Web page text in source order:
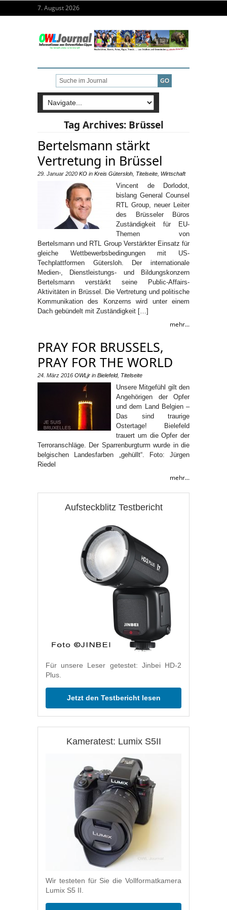
7. August 2026
Tag Archives: Brüssel
Bertelsmann stärkt
Vertretung in Brüssel
29. Januar 2020 KO in Kreis Gütersloh Titelseite Wirtschaft
Vincent de Dorlodot,
bislang General Counsel
RTL Group, neuer Leiter
des Brüsseler Büros
Zuständigkeit für EU-
Themen von
Bertelsmann und RTL Group Verstärkter Einsatz für
gleiche Wettbewerbsbedingungen mit US-
Techplattformen Gütersloh. Der internationale
Medien-, Dienstleistungs- und Bildungskonzern
Bertelsmann verstärkt seine Public-Affairs-
Aktivitäten in Brüssel. Die Vertretung und politische
Kommunikation des Konzerns wird unter einem
Dach gebündelt mit Zuständigkeit […]
mehr...
PRAY FOR BRUSSELS,
PRAY FOR THE WORLD
24. März 2016 OWLjr in Bielefeld, Titelseite
Unsere Mitgefühl gilt den
Angehörigen der Opfer
und dem Land Belgien –
Das sind traurige
Ostertage! Bielefeld
trauert um die Opfer der
Terroranschläge. Der Sparrenburgturm wurde in die
belgischen Landesfarben „gehüllt“. Foto: Jürgen
Riedel
mehr...
Aufsteckblitz Testbericht
Für unsere Leser getestet: Jinbei HD-2
Plus.
Jetzt den Testbericht lesen
Kameratest: Lumix S5II
Wir testeten für Sie die Vollformatkamera
Lumix S5 II.